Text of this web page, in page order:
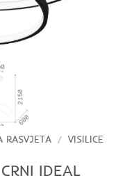
RASVJETA / VISILICE
IDEAL